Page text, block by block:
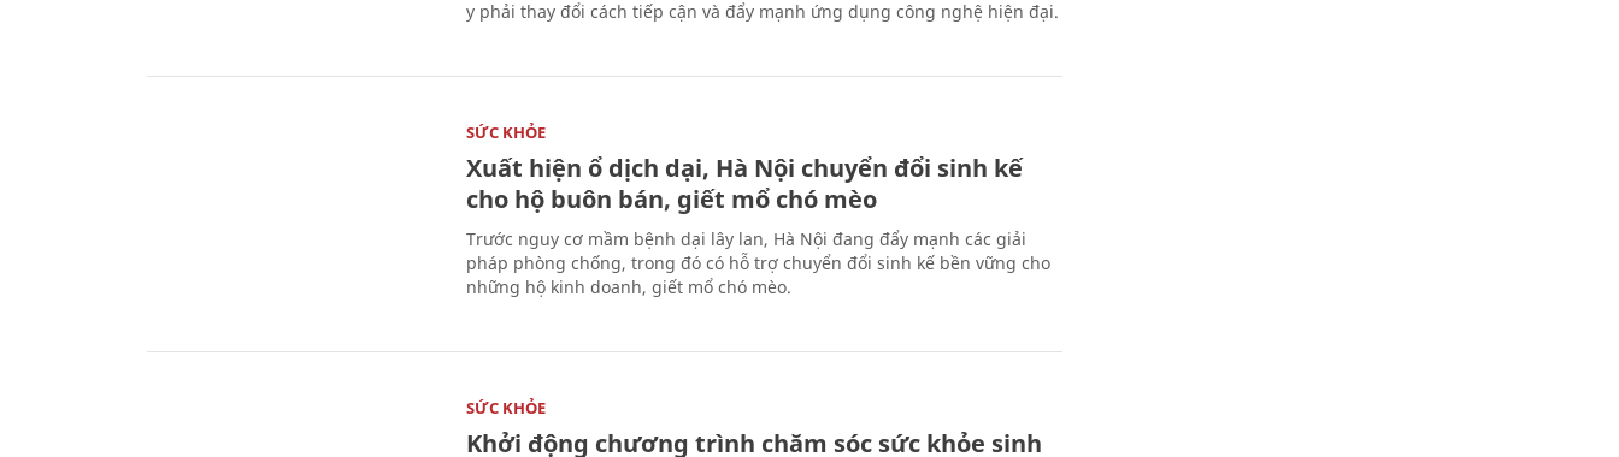
y phải thay đổi cách tiếp cận và đẩy mạnh ứng dụng công nghệ hiện đại.
SỨC KHỎE
Xuất hiện ổ dịch dại, Hà Nội chuyển đổi sinh kế
cho hộ buôn bán, giết mổ chó mèo
Trước nguy cơ mầm bệnh dại lây lan, Hà Nội đang đẩy mạnh các giải
pháp phòng chống, trong đó có hỗ trợ chuyển đổi sinh kế bền vững cho
những hộ kinh doanh, giết mổ chó mèo.
SỨC KHỎE
Khởi động chương trình chăm sóc sức khỏe sinh